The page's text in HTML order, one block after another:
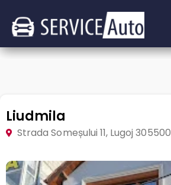
Liudmila
Strada Someșului 11, Lugoj 305500